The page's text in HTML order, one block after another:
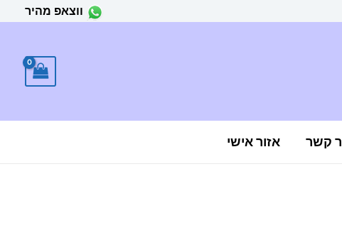
ווצאפ מהיר
קשר אזור אישי